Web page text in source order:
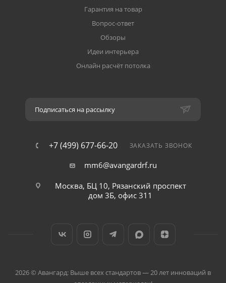
Гарантия на товар
Вопрос-ответ
Обзоры
Идеи интерьера
Онлайн расчёт потолка
Подписаться на рассылку
+7 (499) 677-66-20 ЗАКАЗАТЬ ЗВОНОК
mm6@avangardrf.ru
Москва, БЦ 10, Рязанский проспект
дом 3Б, офис 311
2026 © Авангард: Выше всех стандартов — 20 лет инноваций в